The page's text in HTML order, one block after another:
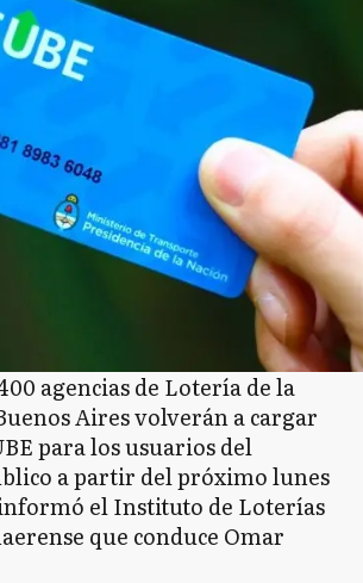
agencias de Lotería de la
Aires volverán a cargar
para los usuarios del
a partir del próximo lunes
el Instituto de Loterías
que conduce Omar